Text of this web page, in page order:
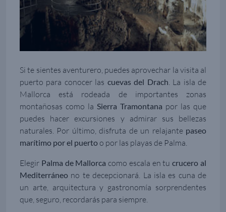
Si te sientes aventurero, puedes aprovechar la visita al
puerto para conocer las cuevas del Drach . La isla de
Mallorca está rodeada de importantes zonas
montañosas como la Sierra Tramontana por las que
puedes hacer excursiones y admirar sus bellezas
naturales. Por último, disfruta de un relajante paseo
marítimo por el puerto o por las playas de Palma.
Elegir Palma de Mallorca como escala en tucrucero al
Mediterráneo no te decepcionará. La isla es cuna de
un arte, arquitectura y gastronomía sorprendentes
que, seguro, recordarás para siempre.